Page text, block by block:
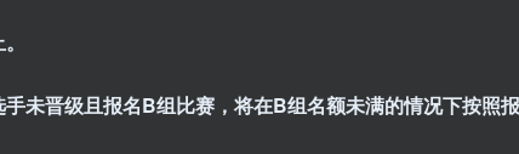
未晋级且报名B组比赛，将在B组名额未满的情况下按照报